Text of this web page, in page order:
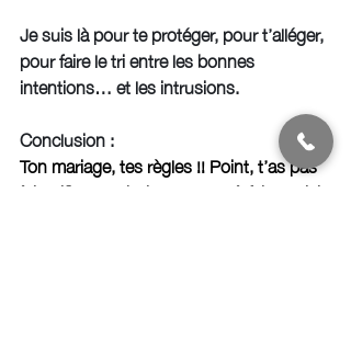
Je suis là pour te protéger, pour t’alléger,
pour faire le tri entre les bonnes
intentions… et les intrusions.
Conclusion :
Ton mariage, tes règles !! Point, t’as pas
à justifier tes choix. T’as pas à faire plaisir